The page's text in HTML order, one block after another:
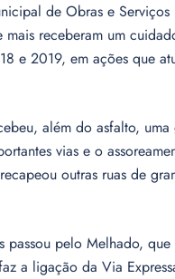
de Obras e
receberam um
e 2019, em ações que
além do asfalto,
vias e o
outras ruas de
passou pelo Melhado,
a ligação da Via